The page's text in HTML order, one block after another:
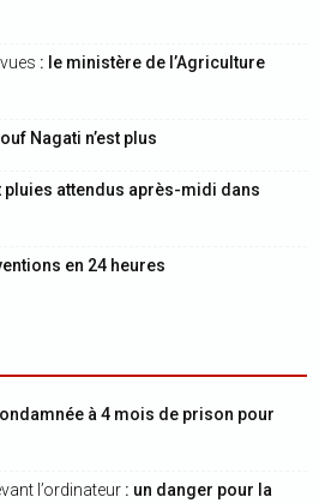
: le ministère de l’Agriculture
Nagati n’est plus
pluies attendus après-midi dans
en 24 heures
à 4 mois de prison pour
l’ordinateur : un danger pour la